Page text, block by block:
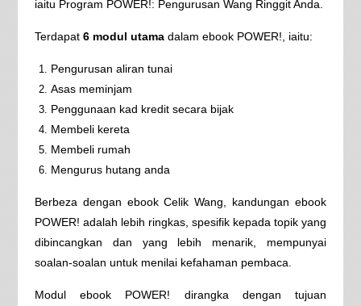
iaitu Program POWER!: Pengurusan Wang Ringgit Anda.
Terdapat 6 modul utamadalam ebook POWER!, iaitu:
Pengurusan aliran tunai
Asas meminjam
Penggunaan kad kredit secara bijak
Membeli kereta
Membeli rumah
Mengurus hutang anda
Berbeza dengan ebook Celik Wang, kandungan ebook
POWER! adalah lebih ringkas, spesifik kepada topik yang
dibincangkan dan yang lebih menarik, mempunyai
soalan-soalan untuk menilai kefahaman pembaca.
Modul ebook POWER! dirangka dengan tujuan